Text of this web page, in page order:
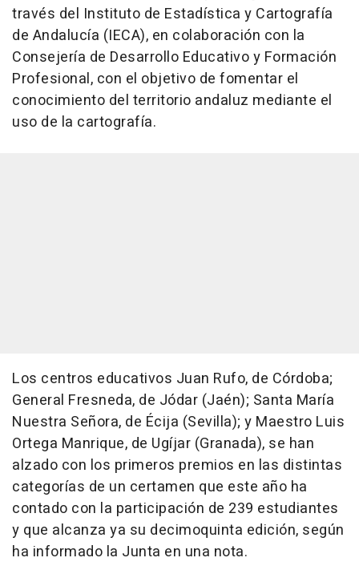
través del Instituto de Estadística y Cartografía
de Andalucía (IECA), en colaboración con la
Consejería de Desarrollo Educativo y Formación
Profesional, con el objetivo de fomentar el
conocimiento del territorio andaluz mediante el
uso de la cartografía.
Los centros educativos Juan Rufo, de Córdoba;
General Fresneda, de Jódar (Jaén); Santa María
Nuestra Señora, de Écija (Sevilla); y Maestro Luis
Ortega Manrique, de Ugíjar (Granada), se han
alzado con los primeros premios en las distintas
categorías de un certamen que este año ha
contado con la participación de 239 estudiantes
y que alcanza ya su decimoquinta edición, según
ha informado la Junta en una nota.